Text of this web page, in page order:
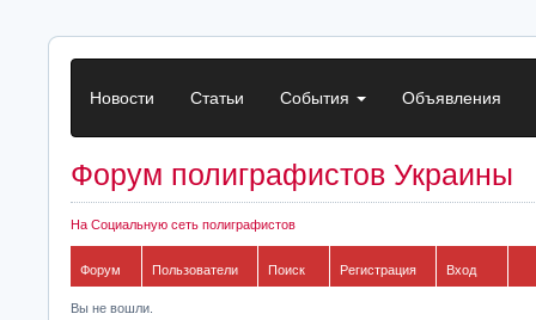
Новости Статьи События Объявления
Форум полиграфистов Украины
На Социальную сеть полиграфистов
Форум Пользователи Поиск Регистрация Вход
Вы не вошли.